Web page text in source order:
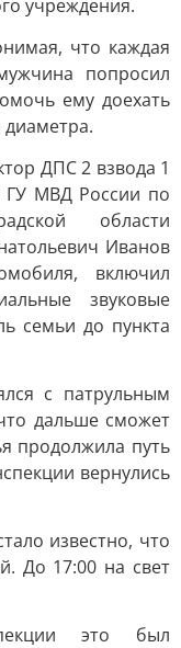
учреждения.
что каждая
попросил
ему доехать
диаметра.
ДПС 2 взвода 1
ГУ МВД России по
области
Иванов
включил
звуковые
семьи до пункта
с патрульным
дальше сможет
продолжила путь
вернулись
известно, что
До 17:00 на свет
это был